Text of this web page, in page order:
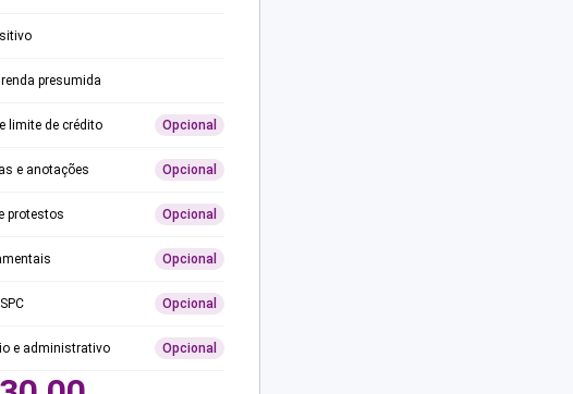
presumida
limite de crédito Opcional
e anotações Opcional
protestos Opcional
Opcional
Opcional
e administrativo Opcional